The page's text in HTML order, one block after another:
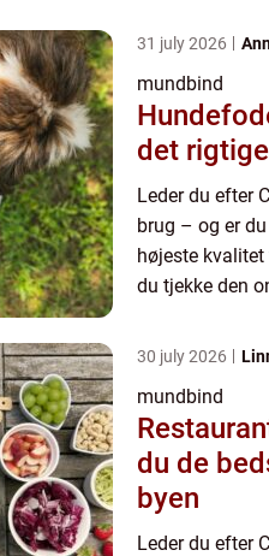
31 july 2026
mundbind
det
Leder du efter
brug – og er
højeste
du tjekke den
30 july 2026
mundbind
Restaurant
du de
byen
Leder du efter